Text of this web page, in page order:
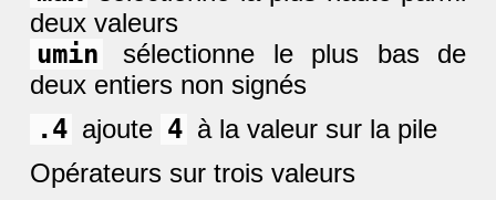
deux valeurs
umin
sélectionne le plus bas de
deux entiers non signés
.4 ajoute 4 à la valeur sur la pile
Opérateurs sur trois valeurs